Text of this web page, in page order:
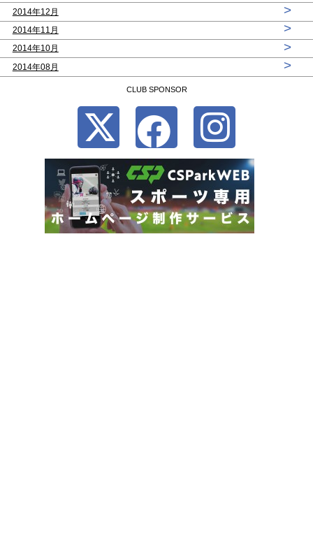
2014年12月 >
2014年11月 >
2014年10月 >
2014年08月 >
CLUB SPONSOR